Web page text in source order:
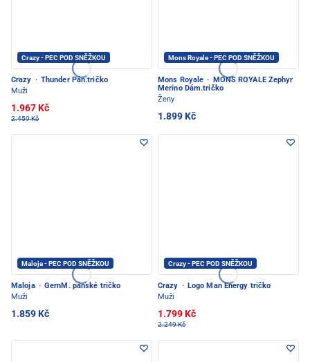
Crazy - PEC POD SNĚŽKOU
Crazy · Thunder Pán.tričko
Muži
1.967 Kč
2.459 Kč
Mons Royale - PEC POD SNĚŽKOU
Mons Royale ·
MONS ROYALE Zephyr
Merino Dám.tričko
Ženy
1.899 Kč
Maloja - PEC POD SNĚŽKOU
Maloja · GernM. pánské tričko
Muži
1.859 Kč
Crazy - PEC POD SNĚŽKOU
Crazy · Logo Man Energy tričko
Muži
1.799 Kč
2.249 Kč